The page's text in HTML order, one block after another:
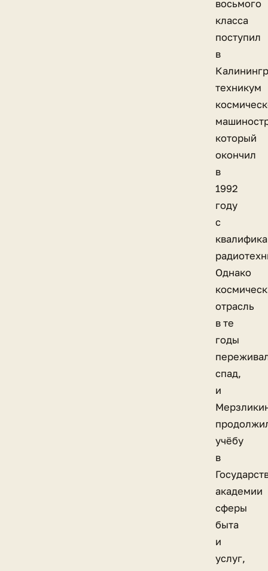
восьмого
класса
поступил
в
техникум
который
окончил
в
1992
году
с
Однако
отрасль
в те
годы
спад,
и
учёбу
в
академии
сферы
быта
и
услуг,